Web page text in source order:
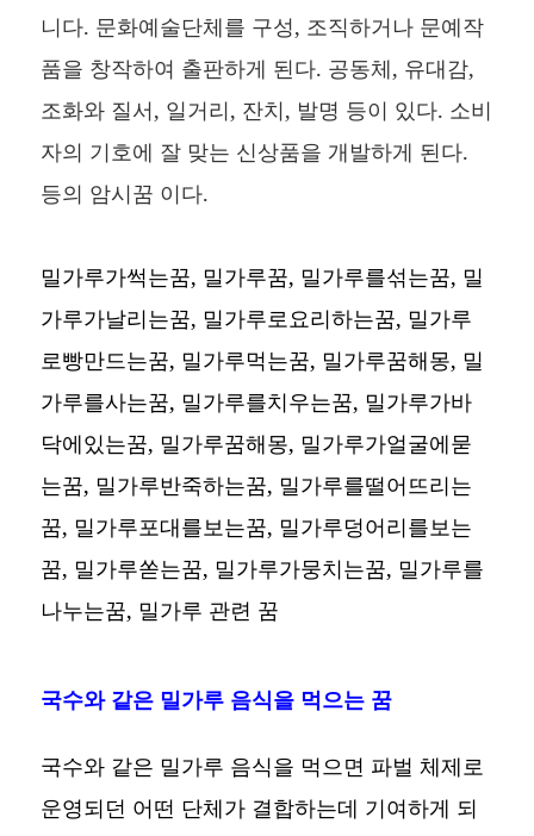
니다. 문화예술단체를 구성, 조직하거나 문예작
품을 창작하여 출판하게 된다. 공동체, 유대감,
조화와 질서, 일거리, 잔치, 발명 등이 있다. 소비
자의 기호에 잘 맞는 신상품을 개발하게 된다.
등의 암시꿈 이다.
밀가루가썩는꿈, 밀가루꿈, 밀가루를섞는꿈, 밀
가루가날리는꿈, 밀가루로요리하는꿈, 밀가루
로빵만드는꿈, 밀가루먹는꿈, 밀가루꿈해몽, 밀
가루를사는꿈, 밀가루를치우는꿈, 밀가루가바
닥에있는꿈, 밀가루꿈해몽, 밀가루가얼굴에묻
는꿈, 밀가루반죽하는꿈, 밀가루를떨어뜨리는
꿈, 밀가루포대를보는꿈, 밀가루덩어리를보는
꿈, 밀가루쏟는꿈, 밀가루가뭉치는꿈, 밀가루를
나누는꿈, 밀가루 관련 꿈
국수와 같은 밀가루 음식을 먹으는 꿈
국수와 같은 밀가루 음식을 먹으면 파벌 체제로
운영되던 어떤 단체가 결합하는데 기여하게 되